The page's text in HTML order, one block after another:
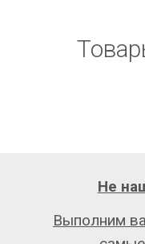
Выполним
Не